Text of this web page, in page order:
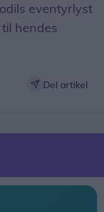
eventyrlyst
hendes
Del artikel